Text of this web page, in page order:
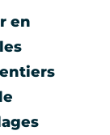
en